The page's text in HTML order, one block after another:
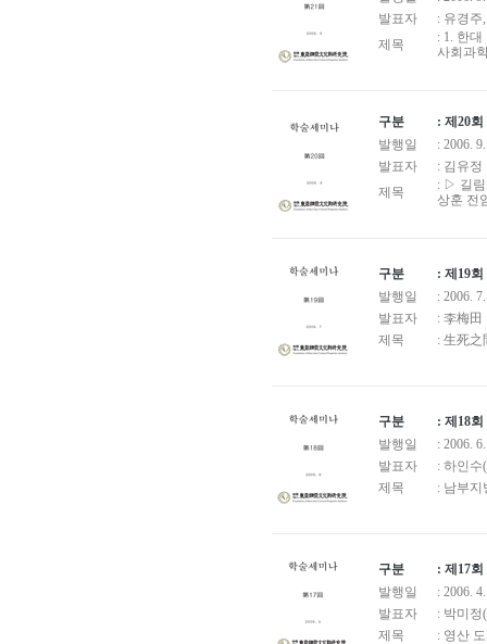
발표자
: 유경주
제목
: 1. 한
사회과
구분
: 제20
발행일
: 2006.
발표자
: 김유정
제목
: ▷ 길림
상훈 전
구분
: 제19
발행일
: 2006.
발표자
: 李梅
제목
: 生死
구분
: 제18
발행일
: 2006.
발표자
: 하인
제목
: 남부지
구분
: 제17
발행일
: 2006.
발표자
: 박미
제목
: 영산